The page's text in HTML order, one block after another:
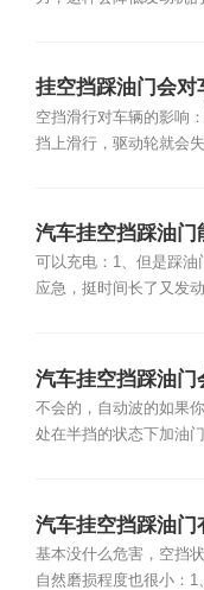
挂空挡踩油门会对
空挡滑行对车辆的影响
挡上滑行，驱动轮就会失
汽车挂空挡踩油门
可以充电：1、但是踩
应急，挺时间长了又发
汽车挂空挡踩油门
不会的，自动波的如果
处在半挡的状态下加油
汽车挂空挡踩油门
基本没什么危害，空挡
自然磨损程度也很小：1